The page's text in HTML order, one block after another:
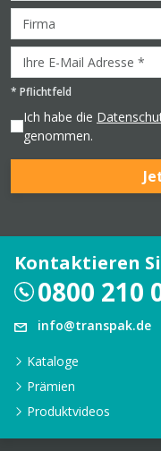
* Pflichtfeld
Ich habe die
genommen.
Kontaktieren
0800 210
info@transpak.de
Kataloge
Prämien
Produktvideos